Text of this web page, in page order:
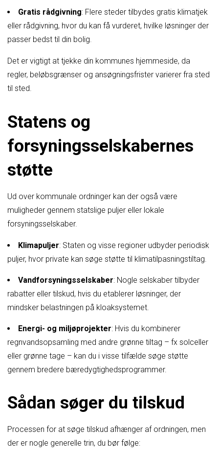
Gratis rådgivning: Flere steder tilbydes gratis klimatjek
eller rådgivning, hvor du kan få vurderet, hvilke løsninger der
passer bedst til din bolig.
Det er vigtigt at tjekke din kommunes hjemmeside, da
regler, beløbsgrænser og ansøgningsfrister varierer fra sted
til sted.
Statens og
forsyningsselskabernes
støtte
Ud over kommunale ordninger kan der også være
muligheder gennem statslige puljer eller lokale
forsyningsselskaber.
Klimapuljer: Staten og visse regioner udbyder periodisk
puljer, hvor private kan søge støtte til klimatilpasningstiltag.
Vandforsyningsselskaber: Nogle selskaber tilbyder
rabatter eller tilskud, hvis du etablerer løsninger, der
mindsker belastningen på kloaksystemet.
Energi- og miljøprojekter: Hvis du kombinerer
regnvandsopsamling med andre grønne tiltag – fx solceller
eller grønne tage – kan du i visse tilfælde søge støtte
gennem bredere bæredygtighedsprogrammer.
Sådan søger du tilskud
Processen for at søge tilskud afhænger af ordningen, men
der er nogle generelle trin, du bør følge: